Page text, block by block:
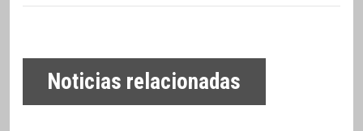
Noticias relacionadas